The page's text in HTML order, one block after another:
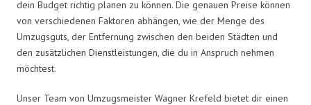
dein Budget richtig planen zu können. Die genauen Preise können
von verschiedenen Faktoren abhängen, wie der Menge des
Umzugsguts, der Entfernung zwischen den beiden Städten und
den zusätzlichen Dienstleistungen, die du in Anspruch nehmen
möchtest.
Unser Team von Umzugsmeister Wagner Krefeld bietet dir einen